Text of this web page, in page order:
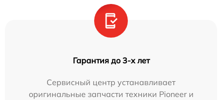
Гарантия до 3-х лет
Сервисный центр устанавливает
оригинальные запчасти техники Pioneer и